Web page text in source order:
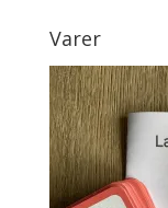
Varer